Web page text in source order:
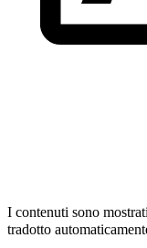
I contenuti sono
tradotto